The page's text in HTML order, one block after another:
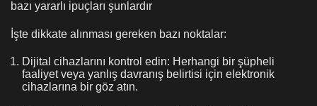
bazı yararlı ipuçları şunlardır
İşte dikkate alınması gereken bazı noktalar:
Dijital cihazlarını kontrol edin: Herhangi bir şüpheli
faaliyet veya yanlış davranış belirtisi için elektronik
cihazlarına bir göz atın.